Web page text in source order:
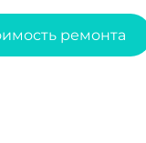
ремонта